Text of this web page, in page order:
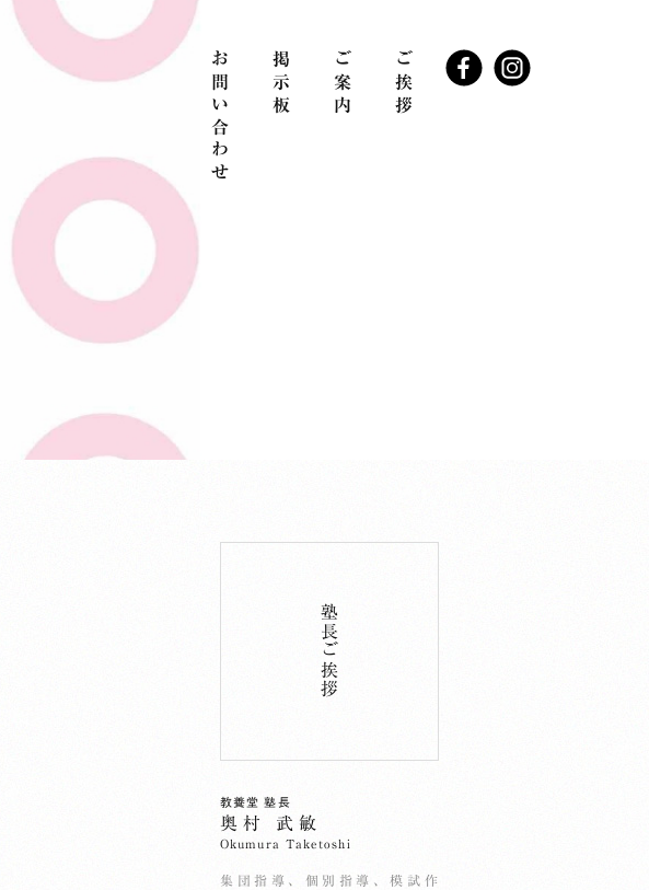
ご挨拶
ご案内
掲示板
お問い合わせ
塾長ご挨拶
教養堂 塾長
奥村 武敏
Okumura Taketoshi
集団指導、個別指導、模試作